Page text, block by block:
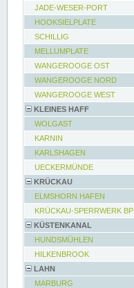
JADE-WESER-PORT
HOOKSIELPLATE
SCHILLIG
MELLUMPLATE
WANGEROOGE OST
WANGEROOGE NORD
WANGEROOGE WEST
KLEINES HAFF
WOLGAST
KARNIN
KARLSHAGEN
UECKERMÜNDE
KRÜCKAU
ELMSHORN HAFEN
KRÜCKAU-SPERRWERK BP
KÜSTENKANAL
HUNDSMÜHLEN
HILKENBROOK
LAHN
MARBURG